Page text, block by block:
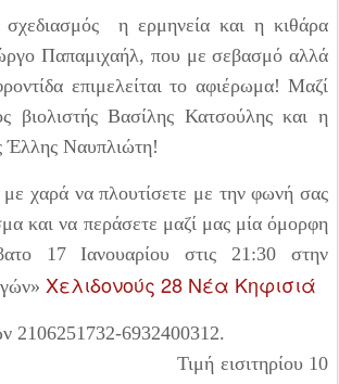
σχεδιασμός η ερμηνεία και η κιθάρα
Παπαμιχαήλ, που με σεβασμό αλλά
επιμελείται το αφιέρωμα! Μαζί
βιολιστής Βασίλης Κατσούλης και η
Έλλης Ναυπλιώτη!
με χαρά να πλουτίσετε με την φωνή σας
και να περάσετε μαζί μας μία όμορφη
17 Ιανουαρίου στις 21:30 στην
Χελιδονούς 28 Νέα Κηφισιά
2106251732-6932400312.
10